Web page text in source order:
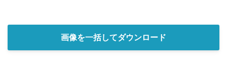
画像を一括してダウンロード